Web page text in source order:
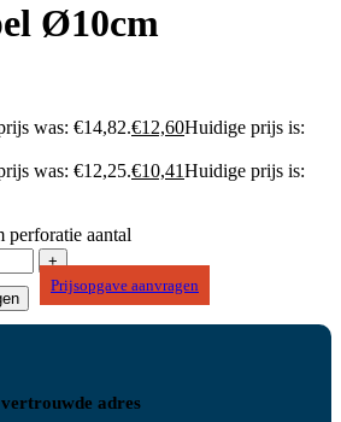
Ø10cm
was: €14,82.€12,60Huidige prijs is:
was: €12,25.€10,41Huidige prijs is:
aantal
Prijsopgave aanvragen
adres